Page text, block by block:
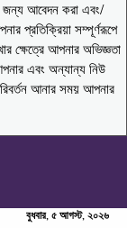
আবেদন করা এবং/
প্রতিক্রিয়া সম্পূর্ণরূপে
ক্ষেত্রে আপনার অভিজ্ঞতা
এবং অন্যান্য নিউ
আনার সময় আপনার
বুধবার, ৫ আগস্ট, ২০২৬